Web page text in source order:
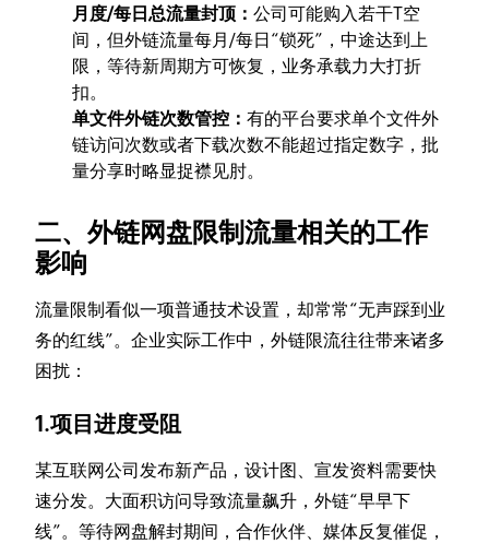
月度/每日总流量封顶：公司可能购入若干T空
间，但外链流量每月/每日“锁死”，中途达到上
限，等待新周期方可恢复，业务承载力大打折
扣。
单文件外链次数管控：有的平台要求单个文件外
链访问次数或者下载次数不能超过指定数字，批
量分享时略显捉襟见肘。
二、外链网盘限制流量相关的工作
影响
流量限制看似一项普通技术设置，却常常“无声踩到业
务的红线”。企业实际工作中，外链限流往往带来诸多
困扰：
1.项目进度受阻
某互联网公司发布新产品，设计图、宣发资料需要快
速分发。大面积访问导致流量飙升，外链“早早下
线”。等待网盘解封期间，合作伙伴、媒体反复催促，